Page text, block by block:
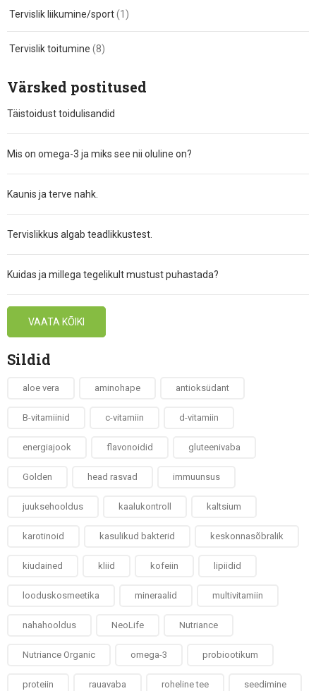
Tervislik liikumine/sport(1)
Tervislik toitumine (8)
Värsked postitused
Täistoidust toidulisandid
Mis on omega-3 ja miks see nii oluline on?
Kaunis ja terve nahk.
Tervislikkus algab teadlikkustest.
Kuidas ja millega tegelikult mustust puhastada?
VAATA KÕIKI
Sildid
aloe vera aminohape antioksüdant
B-vitamiinid c-vitamiin d-vitamiin
energiajook flavonoidid gluteenivaba
Golden head rasvad immuunsus
juuksehooldus kaalukontroll kaltsium
karotinoid kasulikud bakterid keskonnasõbralik
kiudained kliid kofeiin lipiidid
looduskosmeetika mineraalid multivitamiin
nahahooldus NeoLife Nutriance
Nutriance Organic omega-3 probiootikum
proteiin rauavaba roheline tee seedimine